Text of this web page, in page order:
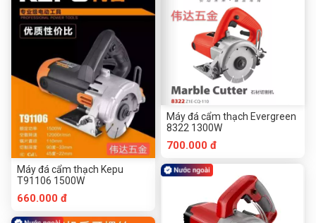
Máy đá cẩm thạch Kepu
T91106 1500W
660.000 đ
Máy đá cẩm thạch Evergreen
8322 1300W
700.000 đ